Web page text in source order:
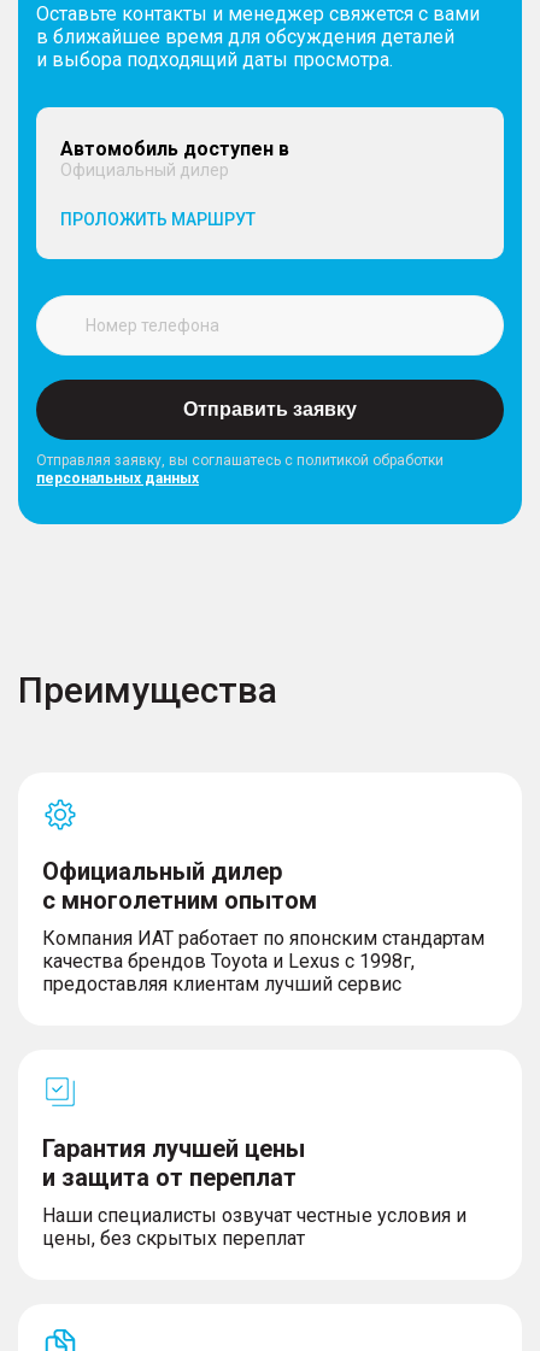
Оставьте контакты и менеджер свяжется с вами
в ближайшее время для обсуждения деталей
и выбора подходящий даты просмотра.
Автомобиль доступен в
Официальный дилер
ПРОЛОЖИТЬ МАРШРУТ
Отправить заявку
Отправляя заявку, вы соглашатесь с политикой обработки
персональных данных
Преимущества
Официальный дилер
с многолетним опытом
Компания ИАТ работает по японским стандартам
качества брендов Toyota и Lexus с 1998г,
предоставляя клиентам лучший сервис
Гарантия лучшей цены
и защита от переплат
Наши специалисты озвучат честные условия и
цены, без скрытых переплат